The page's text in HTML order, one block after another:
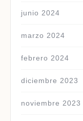
junio 2024
marzo 2024
febrero 2024
diciembre 2023
noviembre 2023